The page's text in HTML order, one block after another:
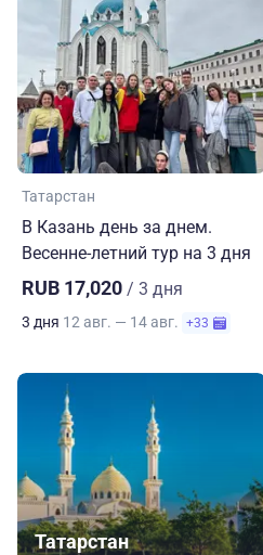
Татарстан
В Казань день за днем.
Весенне-летний тур на 3 дня
RUB 17,020 / 3 дня
3 дня 12 авг. — 14 авг. +33
Татарстан